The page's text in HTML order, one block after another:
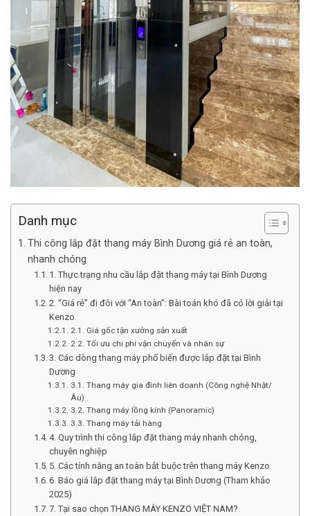
Danh mục
Thi công lắp đặt thang máy Bình Dương giá rẻ an toàn,
nhanh chóng
1. Thực trạng nhu cầu lắp đặt thang máy tại Bình Dương
hiện nay
2. “Giá rẻ” đi đôi với “An toàn”: Bài toán khó đã có lời giải tại
Kenzo
2.1. Giá gốc tận xưởng sản xuất
2.2. Tối ưu chi phí vận chuyển và nhân sự
3. Các dòng thang máy phổ biến được lắp đặt tại Bình
Dương
3.1. Thang máy gia đình liên doanh (Công nghệ Nhật/
Âu)
3.2. Thang máy lồng kính (Panoramic)
3.3. Thang máy tải hàng
4. Quy trình thi công lắp đặt thang máy nhanh chóng,
chuyên nghiệp
5. Các tính năng an toàn bắt buộc trên thang máy Kenzo
6. Báo giá lắp đặt thang máy tại Bình Dương (Tham khảo
2025)
7. Tại sao chọn THANG MÁY KENZO VIỆT NAM?